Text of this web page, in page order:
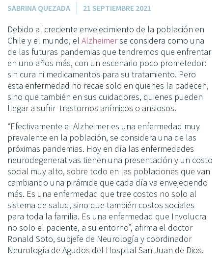
SABRINA QUEZADA 21 SEPTIEMBRE 2021
Debido al creciente envejecimiento de la población en
Chile y el mundo, el Alzheimerse considera como una
de las futuras pandemias que tendremos que enfrentar
en uno años más, con un escenario poco prometedor:
sin cura ni medicamentos para su tratamiento. Pero
esta enfermedad no recae solo en quienes la padecen,
sino que también en sus cuidadores, quienes pueden
llegar a sufrir trastornos anímicos o ansiosos.
“Efectivamente el Alzheimer es una enfermedad muy
prevalente en la población, se considera una de las
próximas pandemias. Hoy en día las enfermedades
neurodegenerativas tienen una presentación y un costo
social muy alto, sobre todo en las poblaciones que van
cambiando una pirámide que cada día va envejeciendo
más. Es una enfermedad que trae costos no solo al
sistema de salud, sino que también costos sociales
para toda la familia. Es una enfermedad que Involucra
no solo el paciente, a su entorno”, afirma el doctor
Ronald Soto, subjefe de Neurología y coordinador
Neurología de Agudos del Hospital San Juan de Dios.